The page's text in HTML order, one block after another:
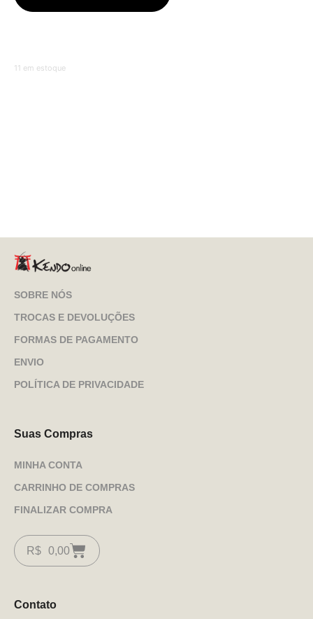
11 em estoque
SOBRE NÓS
TROCAS E DEVOLUÇÕES
FORMAS DE PAGAMENTO
ENVIO
POLÍTICA DE PRIVACIDADE
Suas Compras
MINHA CONTA
CARRINHO DE COMPRAS
FINALIZAR COMPRA
R$ 0,00
Contato